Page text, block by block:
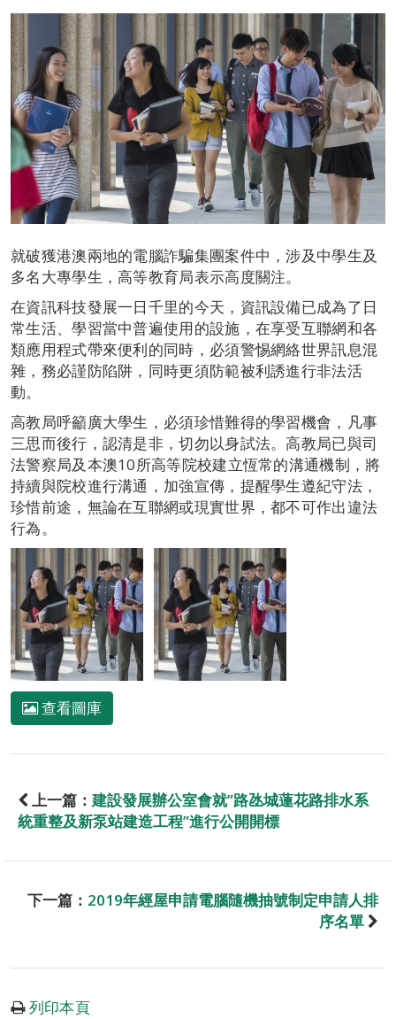
就破獲港澳兩地的電腦詐騙集團案件中，涉及中學生及
多名大專學生，高等教育局表示高度關注。
在資訊科技發展一日千里的今天，資訊設備已成為了日
常生活、學習當中普遍使用的設施，在享受互聯網和各
類應用程式帶來便利的同時，必須警惕網絡世界訊息混
雜，務必謹防陷阱，同時更須防範被利誘進行非法活
動。
高教局呼籲廣大學生，必須珍惜難得的學習機會，凡事
三思而後行，認清是非，切勿以身試法。高教局已與司
法警察局及本澳10所高等院校建立恆常的溝通機制，將
持續與院校進行溝通，加強宣傳，提醒學生遵紀守法，
珍惜前途，無論在互聯網或現實世界，都不可作出違法
行為。
查看圖庫
上一篇： 建設發展辦公室會就”路氹城蓮花路排水系
統重整及新泵站建造工程”進行公開開標
下一篇： 2019年經屋申請電腦隨機抽號制定申請人排
序名單
列印本頁